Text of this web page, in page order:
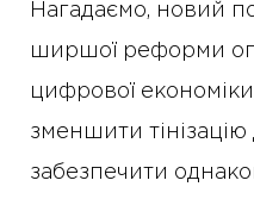
Нагадаємо, новий
ширшої реформи
цифрової
зменшити тінізацію
забезпечити